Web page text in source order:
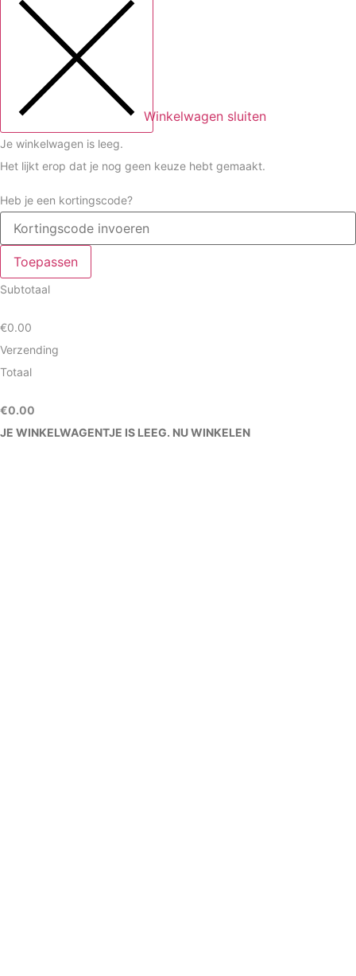
Winkelwagen sluiten
Je winkelwagen is leeg.
Het lijkt erop dat je nog geen keuze hebt gemaakt.
Heb je een kortingscode?
Toepassen
Subtotaal
€0.00
Verzending
Totaal
€0.00
JE WINKELWAGENTJE IS LEEG. NU WINKELEN